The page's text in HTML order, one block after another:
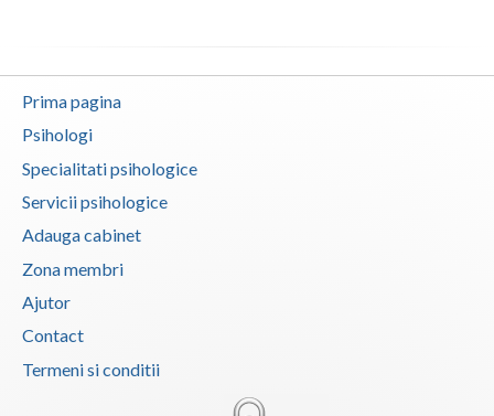
Prima pagina
Psihologi
Specialitati psihologice
Servicii psihologice
Adauga cabinet
Zona membri
Ajutor
Contact
Termeni si conditii